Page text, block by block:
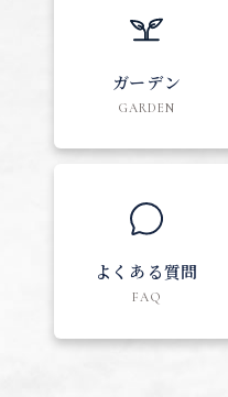
ガーデン
GARDEN
よくある質問
FAQ